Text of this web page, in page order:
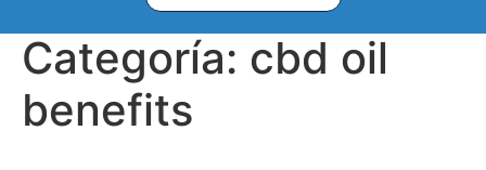
Categoría: cbd oil
benefits